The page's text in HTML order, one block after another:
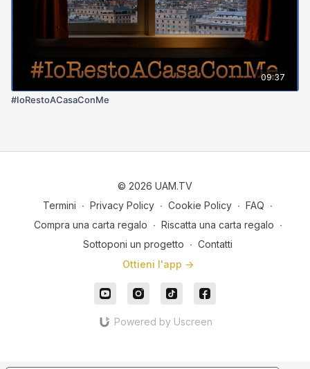
09:37
#IoRestoACasaConMe
© 2026 UAM.TV
Termini ∙ Privacy Policy ∙ Cookie Policy ∙ FAQ ∙
Compra una carta regalo ∙ Riscatta una carta regalo ∙
Sottoponi un progetto ∙ Contatti
Ottieni l'app ->
Powered by Uscreen